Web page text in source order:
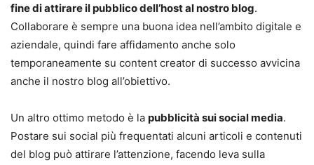
fine di attirare il pubblico dell’host al nostro blog.
Collaborare è sempre una buona idea nell’ambito digitale e
aziendale, quindi fare affidamento anche solo
temporaneamente su content creator di successo avvicina
anche il nostro blog all’obiettivo.
Un altro ottimo metodo è la pubblicità sui social media.
Postare sui social più frequentati alcuni articoli e contenuti
del blog può attirare l’attenzione, facendo leva sulla